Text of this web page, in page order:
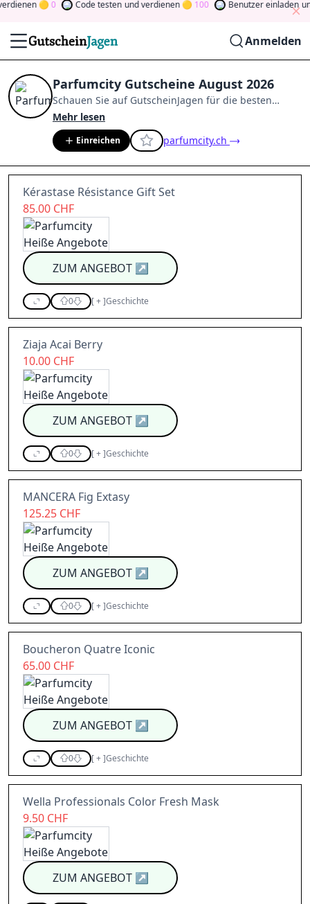
0 Code testen und verdienen 100 Benutzer einladen und
Anmelden
Parfumcity Gutscheine August 2026
Schauen Sie auf GutscheinJagen für die besten
Parfumcity-Angebote im
Mitglied der Community
indem Sie durch Abstimmen, Testen, Teilen und
mehr beitragen.
Drehen Sie den Glücksklee
gewinnen Sie Geld
Mehr lesen
Einreichen parfumcity.ch
Kérastase Résistance Gift Set
85.00 CHF
ZUM ANGEBOT↗
0 [+]Geschichte
Ziaja Acai Berry
10.00 CHF
ZUM ANGEBOT↗
0 [+]Geschichte
MANCERA Fig Extasy
125.25 CHF
ZUM ANGEBOT↗
0 [+]Geschichte
Boucheron Quatre Iconic
65.00 CHF
ZUM ANGEBOT↗
0 [+]Geschichte
Wella Professionals Color Fresh Mask
9.50 CHF
ZUM ANGEBOT↗